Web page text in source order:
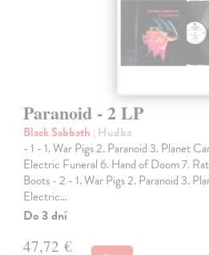
Paranoid - 2 LP
Black Sabbath | Hudba
- 1 - 1. War Pigs 2. Paranoid 3. Planet
Electric Funeral 6. Hand of Doom 7.
Boots - 2 - 1. War Pigs 2. Paranoid 3.
Electric…
Do 3 dní
47,72 €